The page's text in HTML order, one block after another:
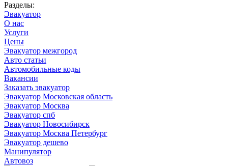
Разделы:
Эвакуатор
О нас
Услуги
Цены
Эвакуатор межгород
Авто статьи
Автомобильные коды
Вакансии
Заказать эвакуатор
Эвакуатор Московская область
Эвакуатор Москва
Эвакуатор спб
Эвакуатор Новосибирск
Эвакуатор Москва Петербург
Эвакуатор дешево
Манипулятор
Автовоз